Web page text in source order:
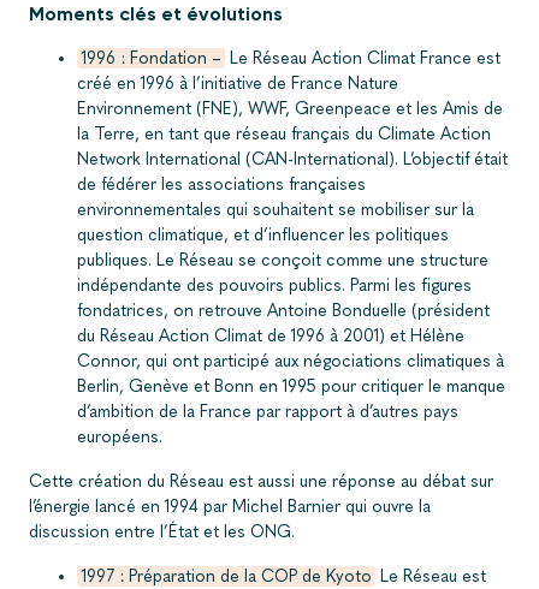
Moments clés et évolutions
1996 : Fondation – Le Réseau Action Climat France est
créé en 1996 à l’initiative de France Nature
Environnement (FNE), WWF, Greenpeace et les Amis de
la Terre, en tant que réseau français du Climate Action
Network International (CAN-International). L’objectif était
de fédérer les associations françaises
environnementales qui souhaitent se mobiliser sur la
question climatique, et d’influencer les politiques
publiques. Le Réseau se conçoit comme une structure
indépendante des pouvoirs publics. Parmi les figures
fondatrices, on retrouve Antoine Bonduelle (président
du Réseau Action Climat de 1996 à 2001) et Hélène
Connor, qui ont participé aux négociations climatiques à
Berlin, Genève et Bonn en 1995 pour critiquer le manque
d’ambition de la France par rapport à d’autres pays
européens.
Cette création du Réseau est aussi une réponse au débat sur
l’énergie lancé en 1994 par Michel Barnier qui ouvre la
discussion entre l’État et les ONG.
1997 : Préparation de la COP de Kyoto Le Réseau est